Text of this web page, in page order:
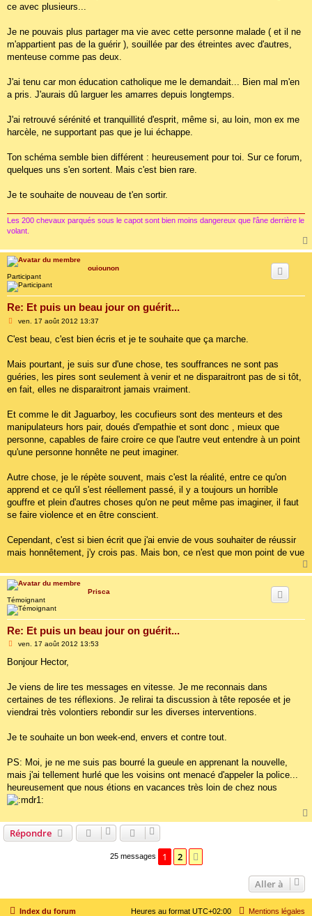
ce avec plusieurs...
Je ne pouvais plus partager ma vie avec cette personne malade ( et il ne
m'appartient pas de la guérir ), souillée par des étreintes avec d'autres,
menteuse comme pas deux.
J'ai tenu car mon éducation catholique me le demandait... Bien mal m'en
a pris. J'aurais dû larguer les amarres depuis longtemps.
J'ai retrouvé sérénité et tranquillité d'esprit, même si, au loin, mon ex me
harcèle, ne supportant pas que je lui échappe.
Ton schéma semble bien différent : heureusement pour toi. Sur ce forum,
quelques uns s'en sortent. Mais c'est bien rare.
Je te souhaite de nouveau de t'en sortir.
Les 200 chevaux parqués sous le capot sont bien moins dangereux que l'âne derrière le
volant.
ouiounon
Participant
Re: Et puis un beau jour on guérit...
M
s
g
ven. 17 août 2012 13:37
C'est beau, c'est bien écris et je te souhaite que ça marche.
Mais pourtant, je suis sur d'une chose, tes souffrances ne sont pas
guéries, les pires sont seulement à venir et ne disparaitront pas de si tôt,
en fait, elles ne disparaitront jamais vraiment.
Et comme le dit Jaguarboy, les cocufieurs sont des menteurs et des
manipulateurs hors pair, doués d'empathie et sont donc , mieux que
personne, capables de faire croire ce que l'autre veut entendre à un point
qu'une personne honnête ne peut imaginer.
Autre chose, je le répète souvent, mais c'est la réalité, entre ce qu'on
apprend et ce qu'il s'est réellement passé, il y a toujours un horrible
gouffre et plein d'autres choses qu'on ne peut même pas imaginer, il faut
se faire violence et en être conscient.
Cependant, c'est si bien écrit que j'ai envie de vous souhaiter de réussir
mais honnêtement, j'y crois pas. Mais bon, ce n'est que mon point de vue
Prisca
Témoignant
Re: Et puis un beau jour on guérit...
M
s
g
ven. 17 août 2012 13:53
Bonjour Hector,
Je viens de lire tes messages en vitesse. Je me reconnais dans
certaines de tes réflexions. Je relirai ta discussion à tête reposée et je
viendrai très volontiers rebondir sur les diverses interventions.
Je te souhaite un bon week-end, envers et contre tout.
PS: Moi, je ne me suis pas bourré la gueule en apprenant la nouvelle,
mais j'ai tellement hurlé que les voisins ont menacé d'appeler la police...
heureusement que nous étions en vacances très loin de chez nous
Répondre
25 messages 1 2
Aller à
Index du forum Mentions légales
Heures au format UTC+02:00